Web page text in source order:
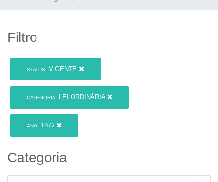
Filtro
STATUS: VIGENTE
CATEGORIA: LEI ORDINÁRIA
ANO: 1972
Categoria